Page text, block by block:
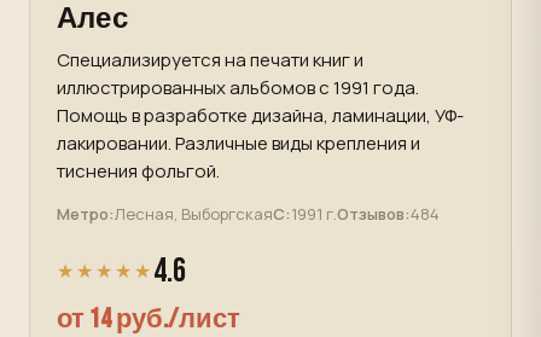
Алес
Специализируется на печати книг и
иллюстрированных альбомов с 1991 года.
Помощь в разработке дизайна, ламинации, УФ-
лакировании. Различные виды крепления и
тиснения фольгой.
Метро:Лесная, ВыборгскаяС:1991 г.Отзывов:484
★★★★★ 4.6
от 14 руб./лист